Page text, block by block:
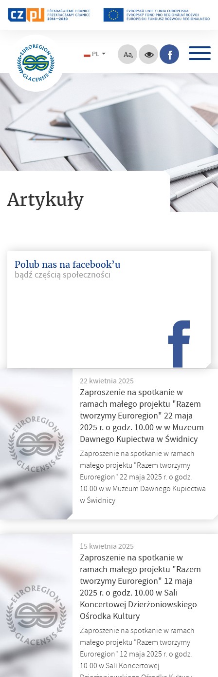
PL
Artykuły
Polub nas na facebook’u
bądź częścią społeczności
22 kwietnia 2025
Zaproszenie na spotkanie w
ramach małego projektu "Razem
tworzymy Euroregion" 22 maja
2025 r. o godz. 10.00 w w Muzeum
Dawnego Kupiectwa w Świdnicy
Zaproszenie na spotkanie w ramach
małego projektu "Razem tworzymy
Euroregion" 22 maja 2025 r. o godz.
10.00 w w Muzeum Dawnego Kupiectwa
w Świdnicy
15 kwietnia 2025
Zaproszenie na spotkanie w
ramach małego projektu "Razem
tworzymy Euroregion" 12 maja
2025 r. o godz. 10.00 w Sali
Koncertowej Dzierżoniowskiego
Ośrodka Kultury
Zaproszenie na spotkanie w ramach
małego projektu "Razem tworzymy
Euroregion" 12 maja 2025 r. o godz.
10.00 w Sali Koncertowej